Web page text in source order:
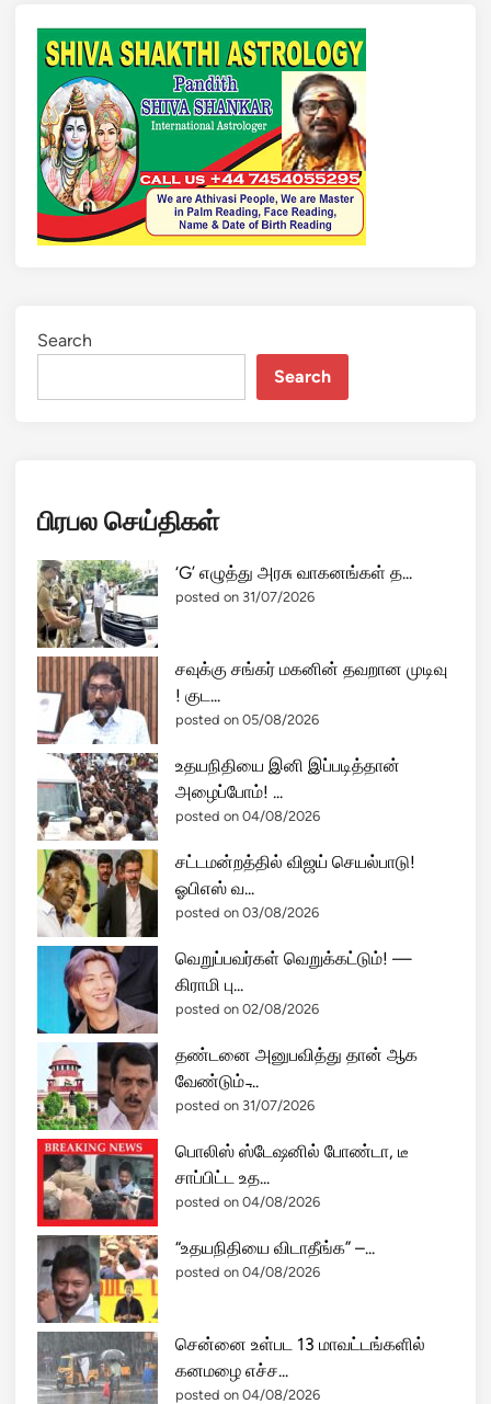
Search
Search
பிரபல செய்திகள்
‘G’ எழுத்து அரசு வாகனங்கள் த...
posted on 31/07/2026
சவுக்கு சங்கர் மகனின் தவறான முடிவு
! குட...
posted on 05/08/2026
உதயநிதியை இனி இப்படித்தான்
அழைப்போம்! ...
posted on 04/08/2026
சட்டமன்றத்தில் விஜய் செயல்பாடு!
ஓபிஎஸ் வ...
posted on 03/08/2026
வெறுப்பவர்கள் வெறுக்கட்டும்! —
கிராமி பு...
posted on 02/08/2026
தண்டனை அனுபவித்து தான் ஆக
வேண்டும் ̵...
posted on 31/07/2026
பொலிஸ் ஸ்டேஷனில் போண்டா, டீ
சாப்பிட்ட உத...
posted on 04/08/2026
“உதயநிதியை விடாதீங்க” –...
posted on 04/08/2026
சென்னை உள்பட 13 மாவட்டங்களில்
கனமழை எச்ச...
posted on 04/08/2026